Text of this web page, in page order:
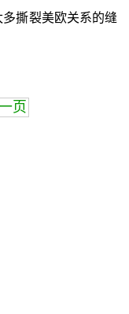
撕裂美欧关系的缝
页